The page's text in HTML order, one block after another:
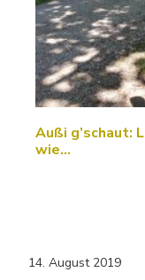
Außi g’schaut:
wie…
14. August 2019